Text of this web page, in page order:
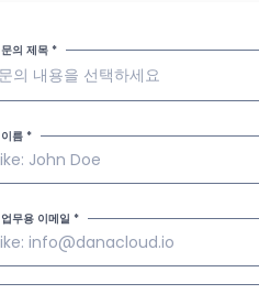
문의 제목 *
이름 *
업무용 이메일 *